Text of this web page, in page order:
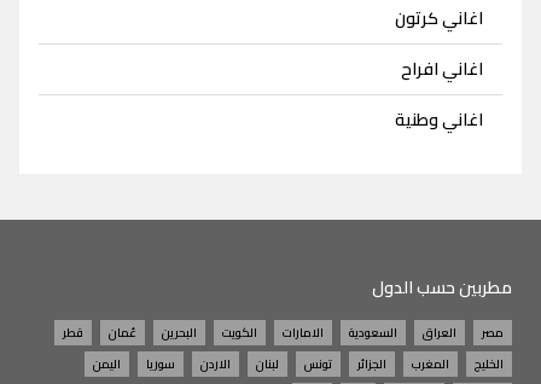
اغاني كرتون
اغاني افراح
اغاني وطنية
مطربين حسب الدول
مصر العراق السعودية الامارات الكويت البحرين عُمان
قطر
الخليج
المغرب الجزائر تونس لبنان الاردن سوريا اليمن